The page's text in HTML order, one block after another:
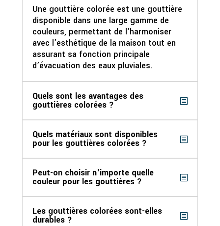
Une gouttière colorée est une gouttière
disponible dans une large gamme de
couleurs, permettant de l’harmoniser
avec l’esthétique de la maison tout en
assurant sa fonction principale
d’évacuation des eaux pluviales.
Quels sont les avantages des
gouttières colorées ?
Quels matériaux sont disponibles
pour les gouttières colorées ?
Peut-on choisir n'importe quelle
couleur pour les gouttières ?
Les gouttières colorées sont-elles
durables ?